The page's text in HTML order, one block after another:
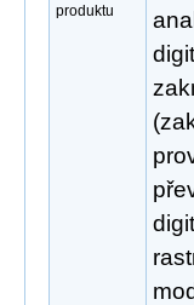
produktu